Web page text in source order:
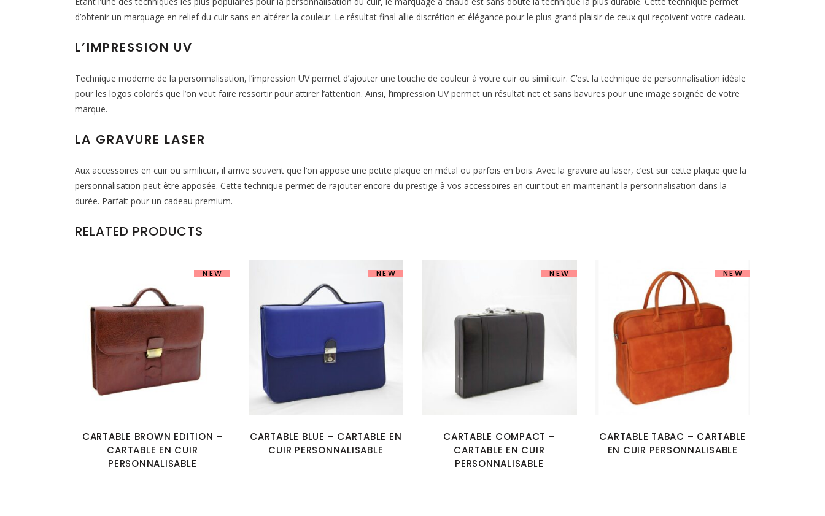
d’obtenir un marquage en relief du cuir sans en altérer la couleur. Le résultat final allie discrétion et élégance pour le plus grand plaisir de ceux qui reçoivent votre cadeau.
L’IMPRESSION UV
Technique moderne de la personnalisation, l’impression UV permet d’ajouter une touche de couleur à votre cuir ou similicuir. C’est la technique de personnalisation idéale
pour les logos colorés que l’on veut faire ressortir pour attirer l’attention. Ainsi, l’impression UV permet un résultat net et sans bavures pour une image soignée de votre
marque.
LA GRAVURE LASER
Aux accessoires en cuir ou similicuir, il arrive souvent que l’on appose une petite plaque en métal ou parfois en bois. Avec la gravure au laser, c’est sur cette plaque que la
personnalisation peut être apposée. Cette technique permet de rajouter encore du prestige à vos accessoires en cuir tout en maintenant la personnalisation dans la
durée. Parfait pour un cadeau premium.
RELATED PRODUCTS
NEW
CARTABLE BROWN EDITION –
CARTABLE EN CUIR
PERSONNALISABLE
NEW
CARTABLE BLUE – CARTABLE EN
CUIR PERSONNALISABLE
NEW
CARTABLE COMPACT –
CARTABLE EN CUIR
PERSONNALISABLE
NEW
CARTABLE TABAC – CARTABLE
EN CUIR PERSONNALISABLE